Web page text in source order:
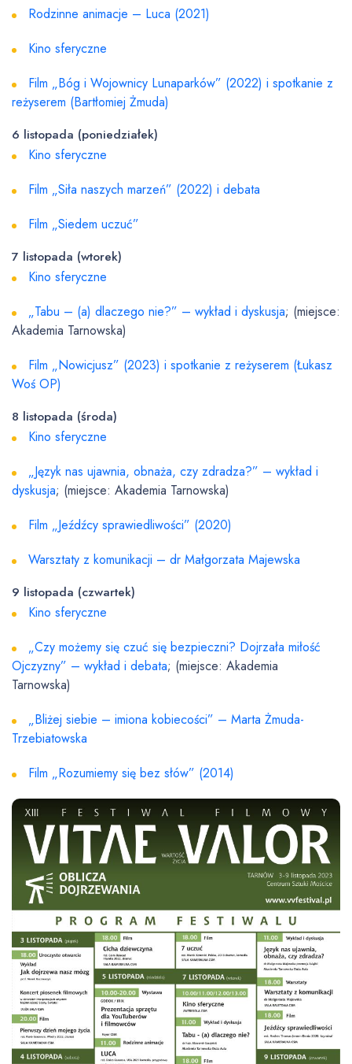
Rodzinne animacje – Luca (2021)
Kino sferyczne
Film „Bóg i Wojownicy Lunaparków” (2022) i spotkanie z
reżyserem (Bartłomiej Żmuda)
6 listopada (poniedziałek)
Kino sferyczne
Film „Siła naszych marzeń” (2022) i debata
Film „Siedem uczuć”
7 listopada (wtorek)
Kino sferyczne
„Tabu – (a) dlaczego nie?” – wykład i dyskusja; (miejsce:
Akademia Tarnowska)
Film „Nowicjusz” (2023) i spotkanie z reżyserem (Łukasz
Woś OP)
8 listopada (środa)
Kino sferyczne
„Język nas ujawnia, obnaża, czy zdradza?” – wykład i
dyskusja; (miejsce: Akademia Tarnowska)
Film „Jeźdźcy sprawiedliwości” (2020)
Warsztaty z komunikacji – dr Małgorzata Majewska
9 listopada (czwartek)
Kino sferyczne
„Czy możemy się czuć się bezpieczni? Dojrzała miłość
Ojczyzny” – wykład i debata; (miejsce: Akademia
Tarnowska)
„Bliżej siebie – imiona kobiecości” – Marta Żmuda-
Trzebiatowska
Film „Rozumiemy się bez słów” (2014)